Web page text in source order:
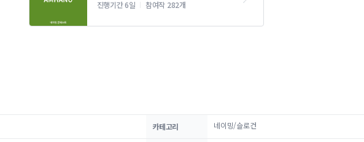
진행기간 6일 참여작 282개
카테고리 네이밍/슬로건